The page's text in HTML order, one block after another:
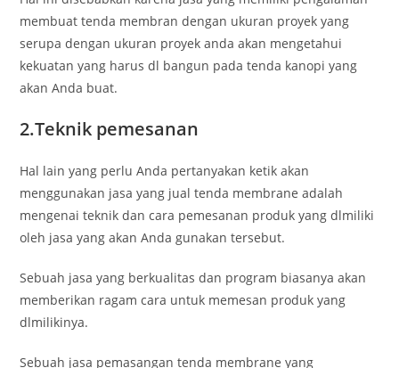
membuat tenda membran dengan ukuran proyek yang
serupa dengan ukuran proyek anda akan mengetahui
kekuatan yang harus dl bangun pada tenda kanopi yang
akan Anda buat.
2.Teknik pemesanan
Hal lain yang perlu Anda pertanyakan ketik akan
menggunakan jasa yang jual tenda membrane adalah
mengenai teknik dan cara pemesanan produk yang dlmiliki
oleh jasa yang akan Anda gunakan tersebut.
Sebuah jasa yang berkualitas dan program biasanya akan
memberikan ragam cara untuk memesan produk yang
dlmilikinya.
Sebuah jasa pemasangan tenda membrane yang